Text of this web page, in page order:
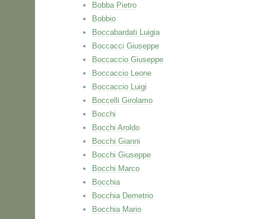
Bobba Pietro
Bobbio
Boccabardati Luigia
Boccacci Giuseppe
Boccaccio Giuseppe
Boccaccio Leone
Boccaccio Luigi
Boccelli Girolamo
Bocchi
Bocchi Aroldo
Bocchi Gianni
Bocchi Giuseppe
Bocchi Marco
Bocchia
Bocchia Demetrio
Bocchia Mario